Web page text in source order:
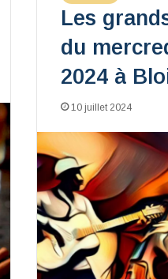
Les
du
2024 à
10 juillet 2024